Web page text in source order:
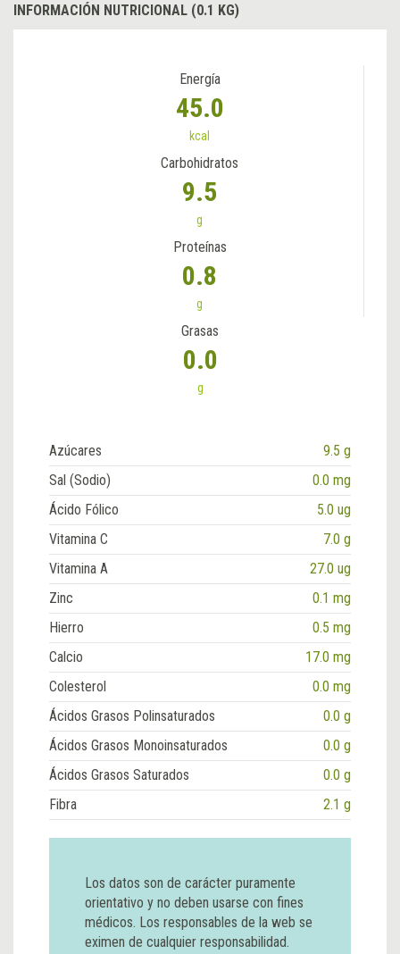
INFORMACIÓN NUTRICIONAL (0.1 KG)
Energía
45.0
kcal
Carbohidratos
9.5
g
Proteínas
0.8
g
Grasas
0.0
g
Azúcares
9.5 g
Sal (Sodio)
0.0 mg
Ácido Fólico
5.0 ug
Vitamina C
7.0 g
Vitamina A
27.0 ug
Zinc
0.1 mg
Hierro
0.5 mg
Calcio
17.0 mg
Colesterol
0.0 mg
Ácidos Grasos Polinsaturados
0.0 g
Ácidos Grasos Monoinsaturados
0.0 g
Ácidos Grasos Saturados
0.0 g
Fibra
2.1 g
Los datos son de carácter puramente
orientativo y no deben usarse con fines
médicos. Los responsables de la web se
eximen de cualquier responsabilidad.